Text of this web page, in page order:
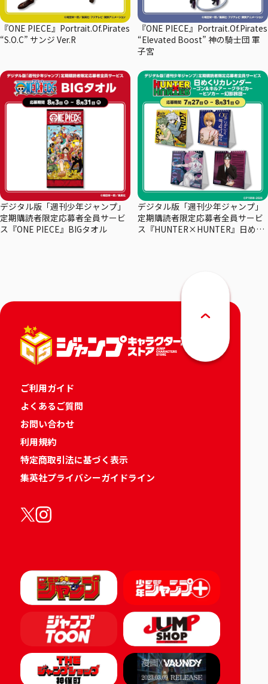
『ONE PIECE』Portrait.Of.Pirates
“S.O.C” サンジ Ver.R
『ONE PIECE』Portrait.Of.Pirates
“Elevated Boost” 神の騎士団 軍
子宮
デジタル版「週刊少年ジャンプ」
定期購読者限定応募者全員サービ
ス『ONE PIECE』BIGタオル
デジタル版「週刊少年ジャンプ」
定期購読者限定応募者全員サービ
ス『HUNTER×HUNTER』日めく
ご利用ガイド
よくあるご質問
お問い合わせ
利用規約
特定商取引法に基づく表示
集英社プライバシーガイドライン